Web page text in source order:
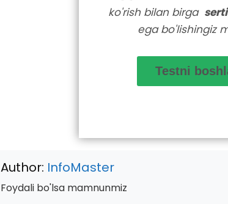
ko'rish bilan birga
ega bo'lishingiz
Author: InfoMaster
Foydali bo'lsa mamnunmiz